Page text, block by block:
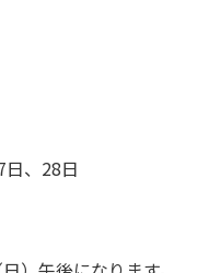
、28日